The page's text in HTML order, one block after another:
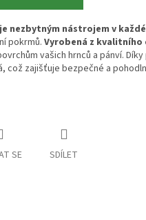
nezbytným nástrojem v
pokrmů. Vyrobená z kvalitního
vašich hrnců a pánví.
což zajišťuje bezpečné a
SE SDÍLET